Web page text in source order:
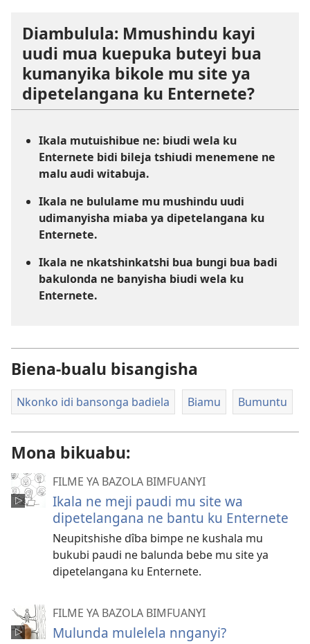
Diambulula: Mmushindu kayi
uudi mua kuepuka buteyi bua
kumanyika bikole mu site ya
dipetelangana ku Enternete?
Ikala mutuishibue ne: biudi wela ku
Enternete bidi bileja tshiudi menemene ne
malu audi witabuja.
Ikala ne bululame mu mushindu uudi
udimanyisha miaba ya dipetelangana ku
Enternete.
Ikala ne nkatshinkatshi bua bungi bua badi
bakulonda ne banyisha biudi wela ku
Enternete.
Biena-bualu bisangisha
Nkonko idi bansonga badiela Biamu Bumuntu
Mona bikuabu:
FILME YA BAZOLA BIMFUANYI
Ikala ne meji paudi mu site wa
dipetelangana ne bantu ku Enternete
Neupitshishe dîba bimpe ne kushala mu
bukubi paudi ne balunda bebe mu site ya
dipetelangana ku Enternete.
FILME YA BAZOLA BIMFUANYI
Mulunda mulelela nnganyi?